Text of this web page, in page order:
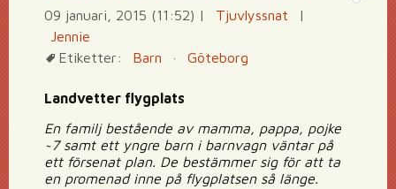
09 januari, 2015 (11:52) | Tjuvlyssnat
|
Jennie
Etiketter:
Barn · Göteborg
Landvetter flygplats
En familj bestående av mamma, pappa, pojke
~7 samt ett yngre barn i barnvagn väntar på
ett försenat plan. De bestämmer sig för att ta
en promenad inne på flygplatsen så länge.